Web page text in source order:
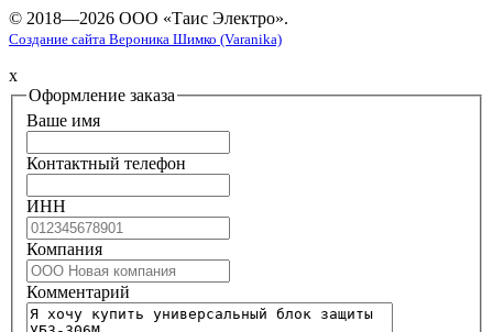
© 2018—2026 ООО «Таис Электро».
Создание сайта Вероника Шимко (Varanika)
x
Оформление заказа
Ваше имя
Контактный телефон
ИНН
Компания
Комментарий